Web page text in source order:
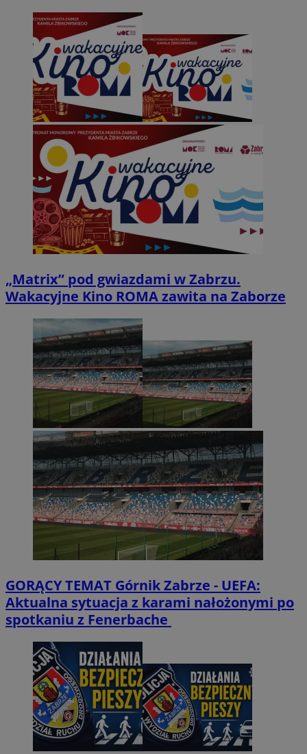
„Matrix” pod gwiazdami w Zabrzu.
Wakacyjne Kino ROMA zawita na Zaborze
GORĄCY TEMAT Górnik Zabrze - UEFA:
Aktualna sytuacja z karami nałożonymi po
spotkaniu z Fenerbache